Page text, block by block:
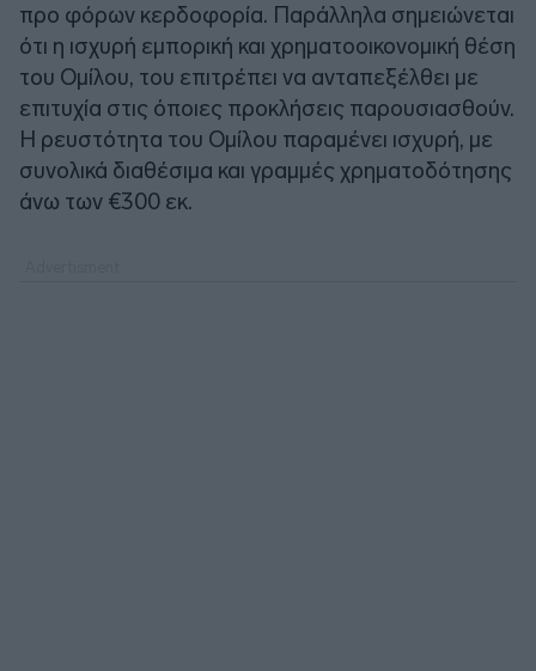
προ φόρων κερδοφορία. Παράλληλα σημειώνεται
ότι η ισχυρή εμπορική και χρηματοοικονομική θέση
του Ομίλου, του επιτρέπει να ανταπεξέλθει με
επιτυχία στις όποιες προκλήσεις παρουσιασθούν.
H ρευστότητα του Ομίλου παραμένει ισχυρή, με
συνολικά διαθέσιμα και γραμμές χρηματοδότησης
άνω των €300 εκ.